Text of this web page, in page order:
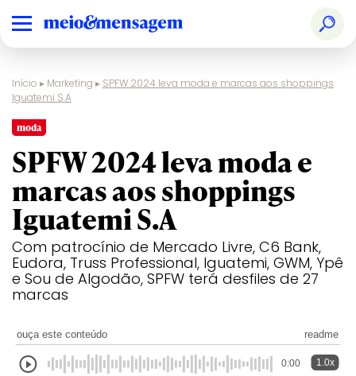
Início ▸ Marketing ▸ SPFW 2024 leva moda e marcas aos shoppings
Iguatemi S.A
moda
SPFW 2024 leva moda e
marcas aos shoppings
Iguatemi S.A
Com patrocínio de Mercado Livre, C6 Bank,
Eudora, Truss Professional, Iguatemi, GWM, Ypê
e Sou de Algodão, SPFW terá desfiles de 27
marcas
ouça este conteúdo readme
0:00 1.0x